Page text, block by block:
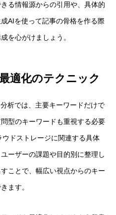
る情報源からの引用や、具体的
AIを使って記事の骨格を作る際
を心がけましょう。
適化のテクニック
析では、主要キーワードだけで
型のキーワードも重視する必要
ドストレージに関連する具体
ーザーの課題や目的別に整理し
ことで、幅広い視点からのキー
ます。